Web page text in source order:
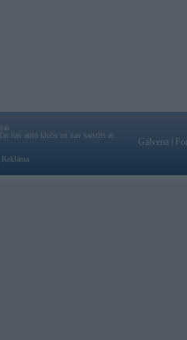
nav auto klubs un nav saistīts ar
Reklāma
Galvena